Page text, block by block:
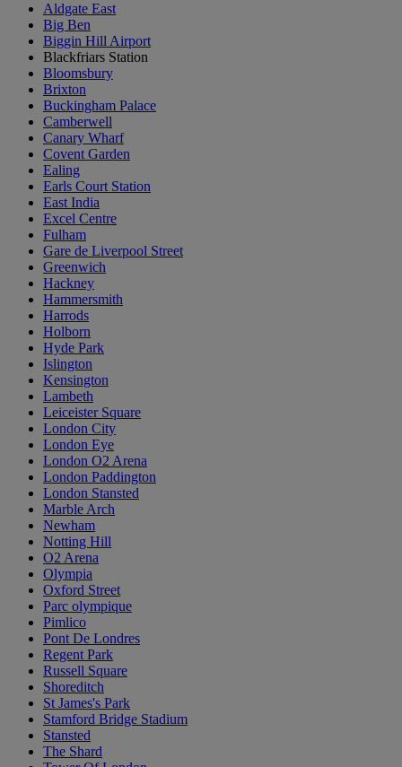
Aldgate East
Big Ben
Biggin Hill Airport
Blackfriars Station
Bloomsbury
Brixton
Buckingham Palace
Camberwell
Canary Wharf
Covent Garden
Ealing
Earls Court Station
East India
Excel Centre
Fulham
Gare de Liverpool Street
Greenwich
Hackney
Hammersmith
Harrods
Holborn
Hyde Park
Islington
Kensington
Lambeth
Leiceister Square
London City
London Eye
London O2 Arena
London Paddington
London Stansted
Marble Arch
Newham
Notting Hill
O2 Arena
Olympia
Oxford Street
Parc olympique
Pimlico
Pont De Londres
Regent Park
Russell Square
Shoreditch
St James's Park
Stamford Bridge Stadium
Stansted
The Shard